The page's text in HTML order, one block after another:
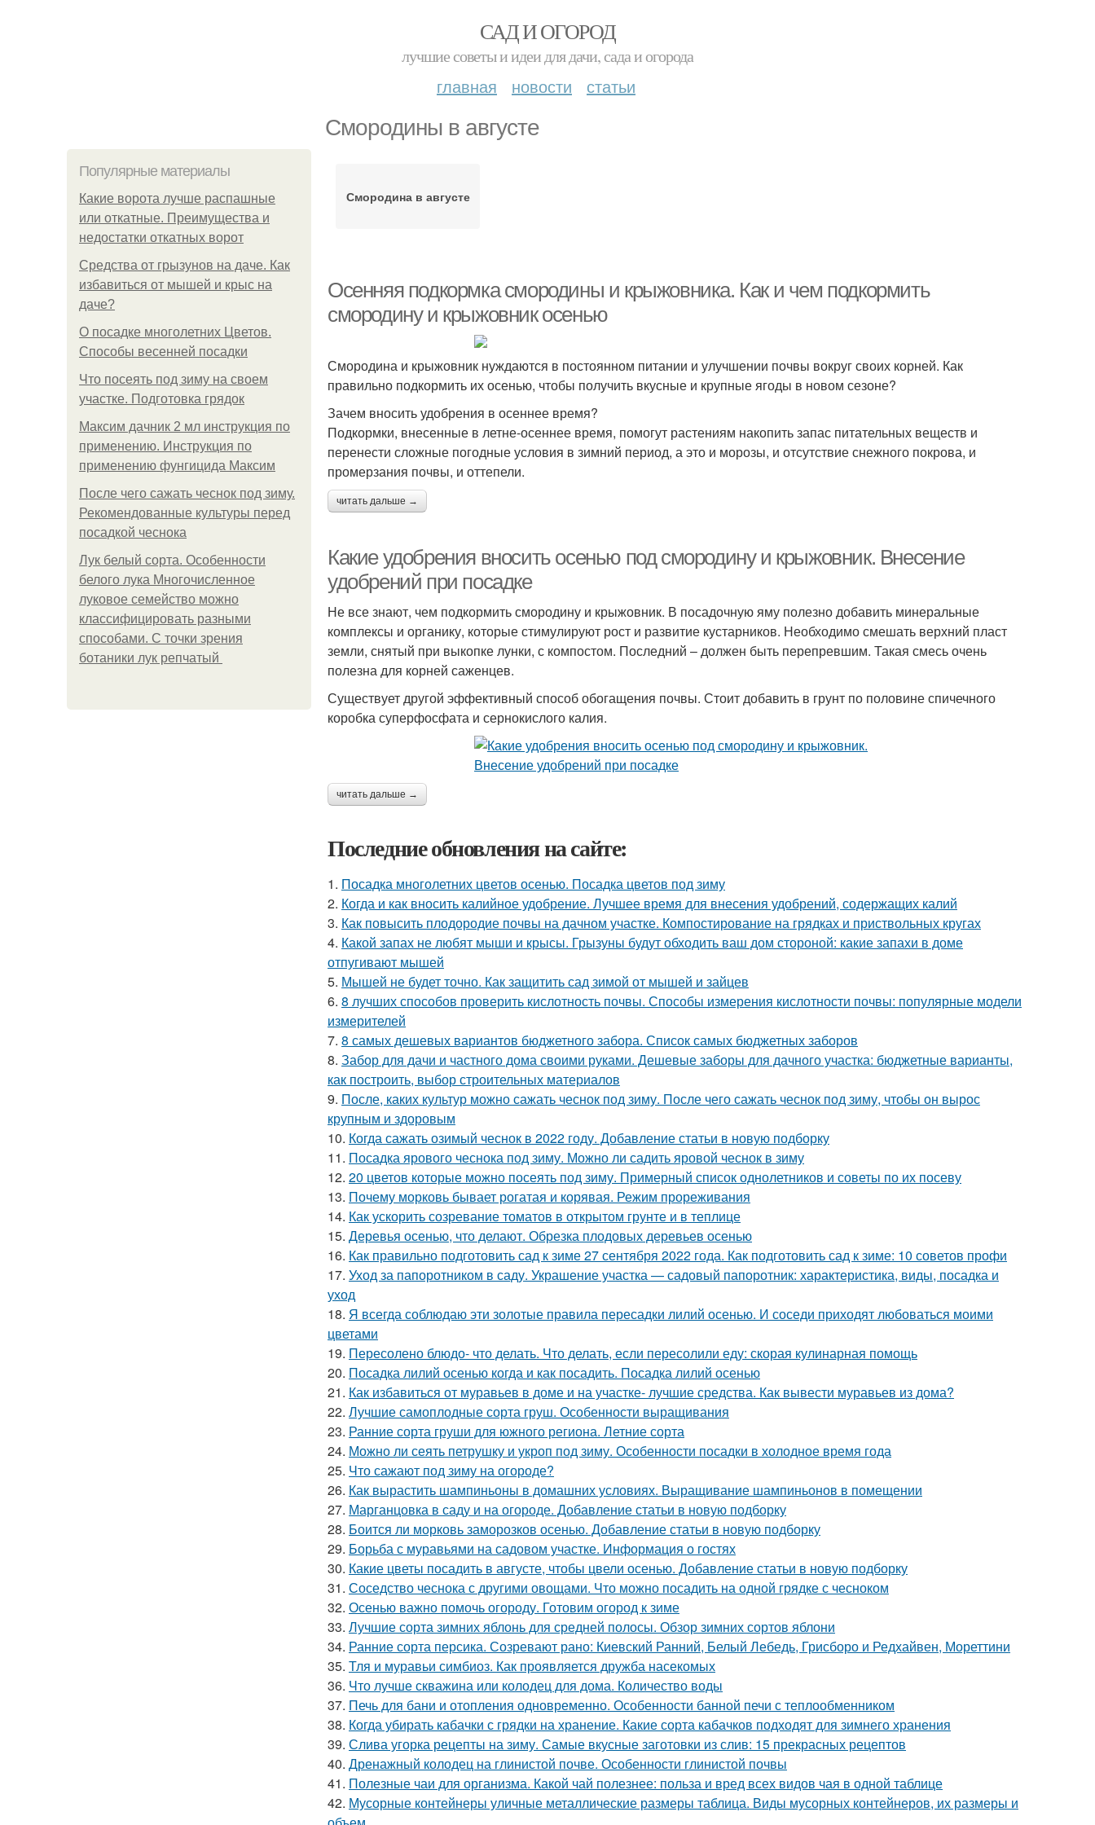
САД И ОГОРОД
лучшие советы и идеи для дачи, сада и огорода
главная новости статьи
Смородины в августе
Популярные материалы
Какие ворота лучше распашные
или откатные. Преимущества и
недостатки откатных ворот
Средства от грызунов на даче. Как
избавиться от мышей и крыс на
даче?
О посадке многолетних Цветов.
Способы весенней посадки
Что посеять под зиму на своем
участке. Подготовка грядок
Максим дачник 2 мл инструкция по
применению. Инструкция по
применению фунгицида Максим
После чего сажать чеснок под зиму.
Рекомендованные культуры перед
посадкой чеснока
Лук белый сорта. Особенности
белого лука Многочисленное
луковое семейство можно
классифицировать разными
способами. С точки зрения
ботаники лук репчатый
Смородина в августе
Осенняя подкормка смородины и крыжовника. Как и чем подкормить
смородину и крыжовник осенью
Смородина и крыжовник нуждаются в постоянном питании и улучшении почвы вокруг своих корней. Как
правильно подкормить их осенью, чтобы получить вкусные и крупные ягоды в новом сезоне?
Зачем вносить удобрения в осеннее время?
Подкормки, внесенные в летне-осеннее время, помогут растениям накопить запас питательных веществ и
перенести сложные погодные условия в зимний период, а это и морозы, и отсутствие снежного покрова, и
промерзания почвы, и оттепели.
читать дальше →
Какие удобрения вносить осенью под смородину и крыжовник. Внесение
удобрений при посадке
Не все знают, чем подкормить смородину и крыжовник. В посадочную яму полезно добавить минеральные
комплексы и органику, которые стимулируют рост и развитие кустарников. Необходимо смешать верхний пласт
земли, снятый при выкопке лунки, с компостом. Последний – должен быть перепревшим. Такая смесь очень
полезна для корней саженцев.
Существует другой эффективный способ обогащения почвы. Стоит добавить в грунт по половине спичечного
коробка суперфосфата и сернокислого калия.
читать дальше →
Последние обновления на сайте:
1. Посадка многолетних цветов осенью. Посадка цветов под зиму
2. Когда и как вносить калийное удобрение. Лучшее время для внесения удобрений, содержащих калий
3. Как повысить плодородие почвы на дачном участке. Компостирование на грядках и приствольных кругах
4. Какой запах не любят мыши и крысы. Грызуны будут обходить ваш дом стороной: какие запахи в доме
отпугивают мышей
5. Мышей не будет точно. Как защитить сад зимой от мышей и зайцев
6. 8 лучших способов проверить кислотность почвы. Способы измерения кислотности почвы: популярные модели
измерителей
7. 8 самых дешевых вариантов бюджетного забора. Список самых бюджетных заборов
8. Забор для дачи и частного дома своими руками. Дешевые заборы для дачного участка: бюджетные варианты,
как построить, выбор строительных материалов
9. После, каких культур можно сажать чеснок под зиму. После чего сажать чеснок под зиму, чтобы он вырос
крупным и здоровым
10. Когда сажать озимый чеснок в 2022 году. Добавление статьи в новую подборку
11. Посадка ярового чеснока под зиму. Можно ли садить яровой чеснок в зиму
12. 20 цветов которые можно посеять под зиму. Примерный список однолетников и советы по их посеву
13. Почему морковь бывает рогатая и корявая. Режим прореживания
14. Как ускорить созревание томатов в открытом грунте и в теплице
15. Деревья осенью, что делают. Обрезка плодовых деревьев осенью
16. Как правильно подготовить сад к зиме 27 сентября 2022 года. Как подготовить сад к зиме: 10 советов профи
17. Уход за папоротником в саду. Украшение участка — садовый папоротник: характеристика, виды, посадка и
уход
18. Я всегда соблюдаю эти золотые правила пересадки лилий осенью. И соседи приходят любоваться моими
цветами
19. Пересолено блюдо- что делать. Что делать, если пересолили еду: скорая кулинарная помощь
20. Посадка лилий осенью когда и как посадить. Посадка лилий осенью
21. Как избавиться от муравьев в доме и на участке- лучшие средства. Как вывести муравьев из дома?
22. Лучшие самоплодные сорта груш. Особенности выращивания
23. Ранние сорта груши для южного региона. Летние сорта
24. Можно ли сеять петрушку и укроп под зиму. Особенности посадки в холодное время года
25. Что сажают под зиму на огороде?
26. Как вырастить шампиньоны в домашних условиях. Выращивание шампиньонов в помещении
27. Марганцовка в саду и на огороде. Добавление статьи в новую подборку
28. Боится ли морковь заморозков осенью. Добавление статьи в новую подборку
29. Борьба с муравьями на садовом участке. Информация о гостях
30. Какие цветы посадить в августе, чтобы цвели осенью. Добавление статьи в новую подборку
31. Соседство чеснока с другими овощами. Что можно посадить на одной грядке с чесноком
32. Осенью важно помочь огороду. Готовим огород к зиме
33. Лучшие сорта зимних яблонь для средней полосы. Обзор зимних сортов яблони
34. Ранние сорта персика. Созревают рано: Киевский Ранний, Белый Лебедь, Грисборо и Редхайвен, Мореттини
35. Тля и муравьи симбиоз. Как проявляется дружба насекомых
36. Что лучше скважина или колодец для дома. Количество воды
37. Печь для бани и отопления одновременно. Особенности банной печи с теплообменником
38. Когда убирать кабачки с грядки на хранение. Какие сорта кабачков подходят для зимнего хранения
39. Слива угорка рецепты на зиму. Самые вкусные заготовки из слив: 15 прекрасных рецептов
40. Дренажный колодец на глинистой почве. Особенности глинистой почвы
41. Полезные чаи для организма. Какой чай полезнее: польза и вред всех видов чая в одной таблице
42. Мусорные контейнеры уличные металлические размеры таблица. Виды мусорных контейнеров, их размеры и